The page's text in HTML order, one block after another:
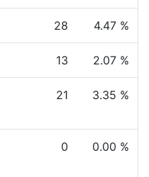
28 4.47 %
13 2.07 %
21 3.35 %
0 0.00 %